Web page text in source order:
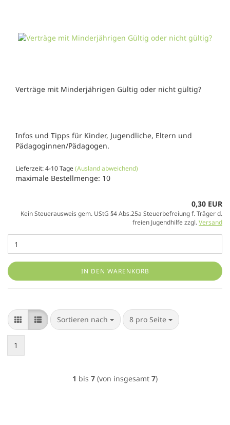
Verträge mit Minderjährigen Gültig oder nicht gültig?
Infos und Tipps für Kinder, Jugendliche, Eltern und
Pädagoginnen/Pädagogen.
Lieferzeit: 4-10 Tage(Ausland abweichend)
maximale Bestellmenge: 10
0,30 EUR
Kein Steuerausweis gem. UStG §4 Abs.25a Steuerbefreiung f. Träger d.
freien Jugendhilfe zzgl.Versand
IN DEN WARENKORB
Sortieren nach
Sortieren nach 8 pro Seite
pro Seite
1
1 bis 7 (von insgesamt 7)